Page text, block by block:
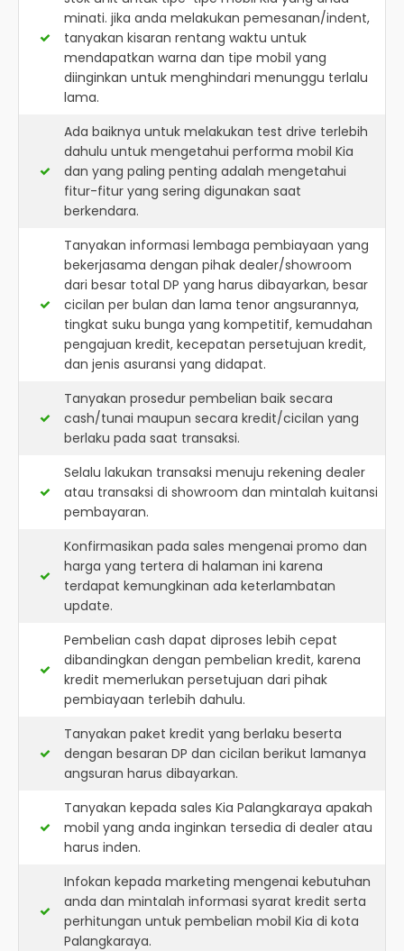
minati. jika anda melakukan pemesanan/indent,
tanyakan kisaran rentang waktu untuk
mendapatkan warna dan tipe mobil yang
diinginkan untuk menghindari menunggu terlalu
lama.
Ada baiknya untuk melakukan test drive terlebih
dahulu untuk mengetahui performa mobil Kia
dan yang paling penting adalah mengetahui
fitur-fitur yang sering digunakan saat
berkendara.
Tanyakan informasi lembaga pembiayaan yang
bekerjasama dengan pihak dealer/showroom
dari besar total DP yang harus dibayarkan, besar
cicilan per bulan dan lama tenor angsurannya,
tingkat suku bunga yang kompetitif, kemudahan
pengajuan kredit, kecepatan persetujuan kredit,
dan jenis asuransi yang didapat.
Tanyakan prosedur pembelian baik secara
cash/tunai maupun secara kredit/cicilan yang
berlaku pada saat transaksi.
Selalu lakukan transaksi menuju rekening dealer
atau transaksi di showroom dan mintalah kuitansi
pembayaran.
Konfirmasikan pada sales mengenai promo dan
harga yang tertera di halaman ini karena
terdapat kemungkinan ada keterlambatan
update.
Pembelian cash dapat diproses lebih cepat
dibandingkan dengan pembelian kredit, karena
kredit memerlukan persetujuan dari pihak
pembiayaan terlebih dahulu.
Tanyakan paket kredit yang berlaku beserta
dengan besaran DP dan cicilan berikut lamanya
angsuran harus dibayarkan.
Tanyakan kepada sales Kia Palangkaraya apakah
mobil yang anda inginkan tersedia di dealer atau
harus inden.
Infokan kepada marketing mengenai kebutuhan
anda dan mintalah informasi syarat kredit serta
perhitungan untuk pembelian mobil Kia di kota
Palangkaraya.